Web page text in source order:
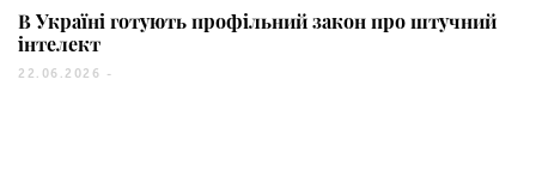
В Україні готують профільний закон про штучний
інтелект
22.06.2026 -